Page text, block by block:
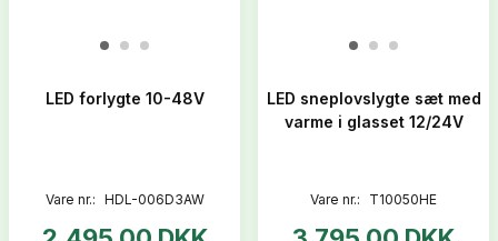
LED forlygte 10-48V
Vare nr.: HDL-006D3AW
LED sneplovslygte sæt med
varme i glasset 12/24V
Vare nr.: T10050HE